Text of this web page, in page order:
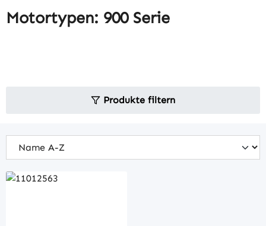
Motortypen: 900 Serie
Produkte filtern